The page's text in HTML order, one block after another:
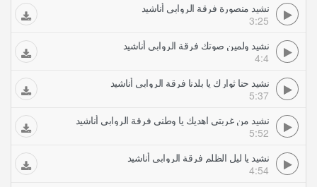
نشيد منصورة فرقة الروابي أناشيد
3:25
نشيد ولمين صوتك فرقة الروابي أناشيد
4:4
نشيد حنا ثوارك يا بلدنا فرقة الروابي أناشيد
5:37
نشيد من غربتي اهديك يا وطني فرقة الروابي أناشيد
5:52
نشيد يا ليل الظلم فرقة الروابي أناشيد
4:54